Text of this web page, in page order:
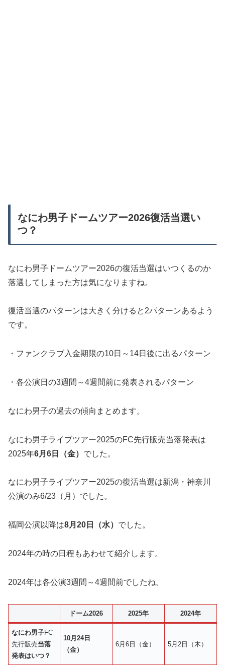
なにわ男子ドームツアー2026復活当選い
つ？
なにわ男子ドームツアー2026の復活当選はいつくるのか
落選してしまった方は気になりますね。
復活当選のパターンは大きく分けると2パターンあるよう
です。
・ファンクラブ入金期限の10日～14日後に出るパターン
・各公演日の3週間～4週間前に発表されるパターン
なにわ男子の過去の傾向まとめます。
なにわ男子ライブツアー2025のFC先行販売当落発表は
2025年6月6日（金） でした。
なにわ男子ライブツアー2025の復活当選は新潟・神奈川
公演のみ6/23（月）でした。
福岡公演以降は8月20日（水） でした。
2024年の時の日程もあわせて紹介します。
2024年は各公演3週間～4週間前でしたね。
ドーム2026 2025年 2024年
なにわ男子FC
先行販売当落
発表はいつ？
10月24日
（金）
6月6日（金） 5月2日（木）